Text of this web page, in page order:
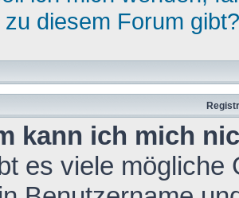
diesem Forum gibt?
kann ich mich
es viele